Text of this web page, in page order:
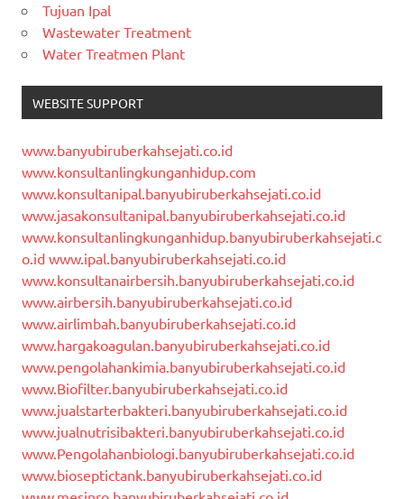
Tujuan Ipal
Wastewater Treatment
Water Treatmen Plant
WEBSITE SUPPORT
www.banyubiruberkahsejati.co.id
www.konsultanlingkunganhidup.com
www.konsultanipal.banyubiruberkahsejati.co.id
www.jasakonsultanipal.banyubiruberkahsejati.co.id
www.konsultanlingkunganhidup.banyubiruberkahsejati.c
o.id www.ipal.banyubiruberkahsejati.co.id
www.konsultanairbersih.banyubiruberkahsejati.co.id
www.airbersih.banyubiruberkahsejati.co.id
www.airlimbah.banyubiruberkahsejati.co.id
www.hargakoagulan.banyubiruberkahsejati.co.id
www.pengolahankimia.banyubiruberkahsejati.co.id
www.Biofilter.banyubiruberkahsejati.co.id
www.jualstarterbakteri.banyubiruberkahsejati.co.id
www.jualnutrisibakteri.banyubiruberkahsejati.co.id
www.Pengolahanbiologi.banyubiruberkahsejati.co.id
www.bioseptictank.banyubiruberkahsejati.co.id